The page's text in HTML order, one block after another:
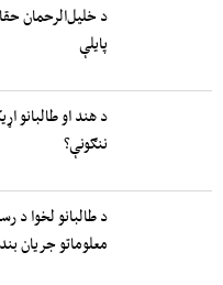
د خلیل‌الرحمان
پایلې
د هند او طالبانو
ننګونې؟
د طالبانو لخوا د
معلوماتو جریان